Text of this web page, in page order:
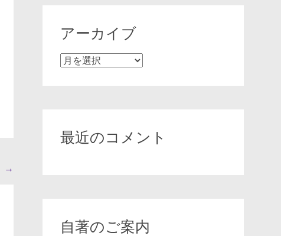
→
アーカイブ
ア
最近のコメント
自著のご案内